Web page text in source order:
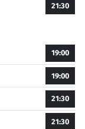
21:30
19:00
19:00
21:30
21:30